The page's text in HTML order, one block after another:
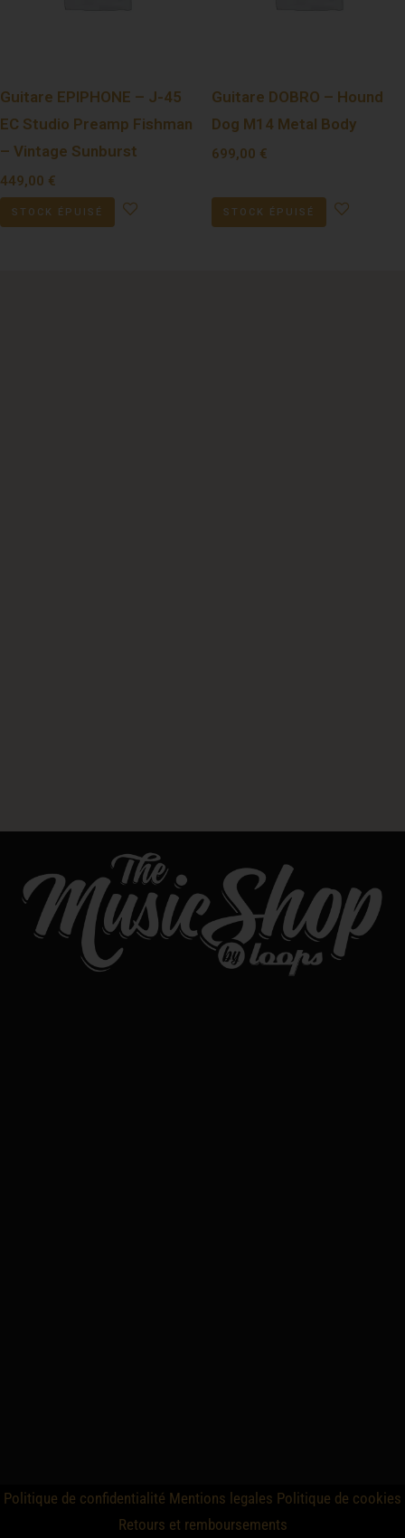
Guitare EPIPHONE – J-45
EC Studio Preamp Fishman
– Vintage Sunburst
449,00 €
STOCK ÉPUISÉ
Guitare DOBRO – Hound
Dog M14 Metal Body
699,00 €
STOCK ÉPUISÉ
Politique de confidentialité Mentions legales Politique de cookies
Retours et remboursements